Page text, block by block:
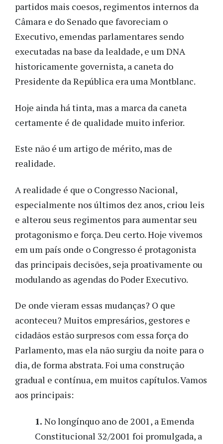
partidos mais coesos, regimentos internos da
Câmara e do Senado que favoreciam o
Executivo, emendas parlamentares sendo
executadas na base da lealdade, e um DNA
historicamente governista, a caneta do
Presidente da República era uma Montblanc.
Hoje ainda há tinta, mas a marca da caneta
certamente é de qualidade muito inferior.
Este não é um artigo de mérito, mas de
realidade.
A realidade é que o Congresso Nacional,
especialmente nos últimos dez anos, criou leis
e alterou seus regimentos para aumentar seu
protagonismo e força. Deu certo. Hoje vivemos
em um país onde o Congresso é protagonista
das principais decisões, seja proativamente ou
modulando as agendas do Poder Executivo.
De onde vieram essas mudanças? O que
aconteceu? Muitos empresários, gestores e
cidadãos estão surpresos com essa força do
Parlamento, mas ela não surgiu da noite para o
dia, de forma abstrata. Foi uma construção
gradual e contínua, em muitos capítulos. Vamos
aos principais:
1. No longínquo ano de 2001, a Emenda
Constitucional 32/2001 foi promulgada, a